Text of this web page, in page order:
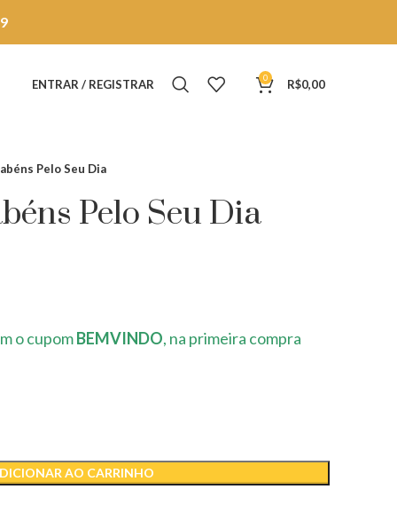
ENTRAR / REGISTRAR 0 R$0,00
Pelo Seu Dia
Pelo Seu Dia
o cupomBEMVINDO, na primeira compra
AO CARRINHO